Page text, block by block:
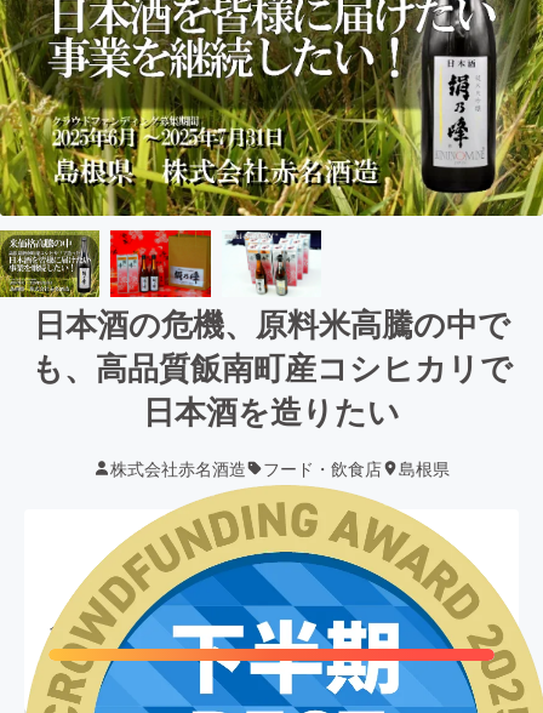
日本酒の危機、原料米高騰の中で
も、高品質飯南町産コシヒカリで
日本酒を造りたい
株式会社赤名酒造 フード・飲食店 島根県
現在の支援総額
3,772,688円
125%達成 終了
目標金額3,000,000 376 人